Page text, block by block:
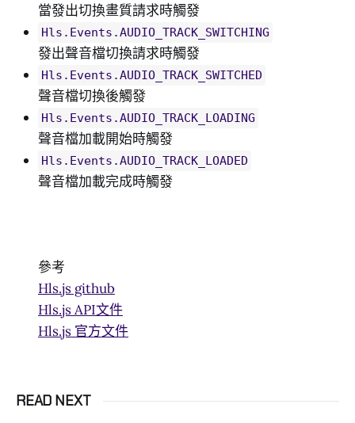
當發出切換畫質請求時觸發
Hls.Events.AUDIO_TRACK_SWITCHING
發出聲音檔切換請求時觸發
Hls.Events.AUDIO_TRACK_SWITCHED
聲音檔切換後觸發
Hls.Events.AUDIO_TRACK_LOADING
聲音檔加載開始時觸發
Hls.Events.AUDIO_TRACK_LOADED
聲音檔加載完成時觸發
參考
Hls.js github
Hls.js API文件
Hls.js 官方文件
READ NEXT